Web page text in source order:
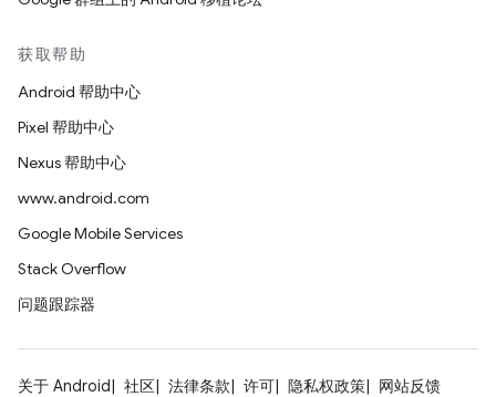
获取帮助
Android 帮助中心
Pixel 帮助中心
Nexus 帮助中心
www.android.com
Google Mobile Services
Stack Overflow
问题跟踪器
关于 Android 社区 法律条款 许可 隐私权政策
网站反馈